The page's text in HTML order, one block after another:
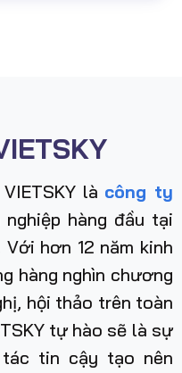
là công ty
nghiệp hàng đầu tại
Với hơn 12 năm kinh
hàng nghìn chương
hội thảo trên toàn
tự hào sẽ là sự
tin cậy tạo nên